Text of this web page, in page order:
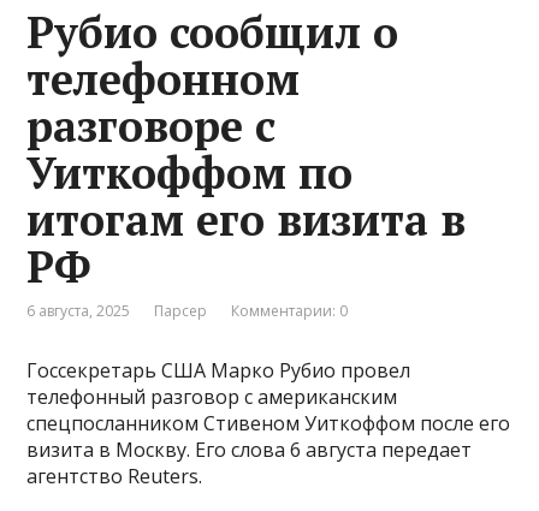
Рубио сообщил о
телефонном
разговоре с
Уиткоффом по
итогам его визита в
РФ
6 августа, 2025 Парсер Комментарии: 0
Госсекретарь США Марко Рубио провел
телефонный разговор с американским
спецпосланником Стивеном Уиткоффом после его
визита в Москву. Его слова 6 августа передает
агентство Reuters.